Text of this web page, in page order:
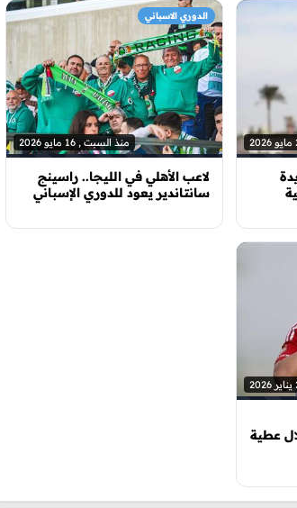
منذ السبت , 16 مايو 2026
لاعب الأهلي في الليجا.. راسينج
سانتاندير يعود للدوري الإسباني
الدوري الاسباني
عطية